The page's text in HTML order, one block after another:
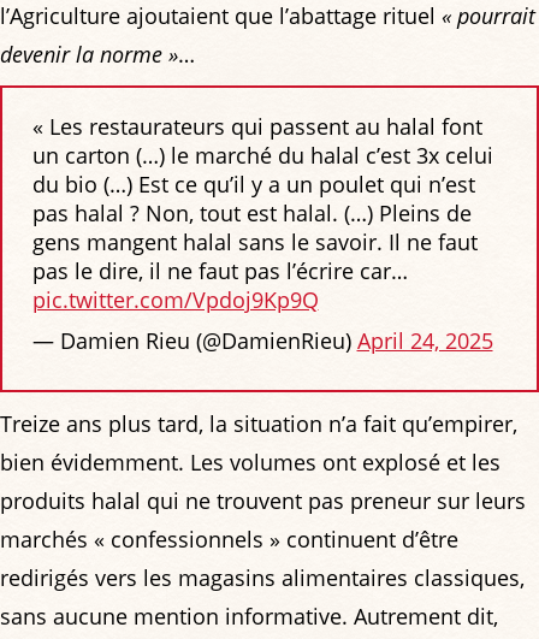
l’Agriculture ajoutaient que l’abattage rituel « pourrait
devenir la norme »…
« Les restaurateurs qui passent au halal font
un carton (…) le marché du halal c’est 3x celui
du bio (…) Est ce qu’il y a un poulet qui n’est
pas halal ? Non, tout est halal. (…) Pleins de
gens mangent halal sans le savoir. Il ne faut
pas le dire, il ne faut pas l’écrire car…
pic.twitter.com/Vpdoj9Kp9Q
— Damien Rieu (@DamienRieu) April 24, 2025
Treize ans plus tard, la situation n’a fait qu’empirer,
bien évidemment. Les volumes ont explosé et les
produits halal qui ne trouvent pas preneur sur leurs
marchés « confessionnels » continuent d’être
redirigés vers les magasins alimentaires classiques,
sans aucune mention informative. Autrement dit,